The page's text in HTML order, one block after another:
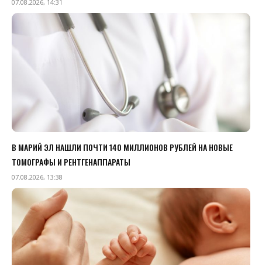
07.08.2026, 14:31
В МАРИЙ ЭЛ НАШЛИ ПОЧТИ 140 МИЛЛИОНОВ РУБЛЕЙ НА НОВЫЕ
ТОМОГРАФЫ И РЕНТГЕНАППАРАТЫ
07.08.2026, 13:38